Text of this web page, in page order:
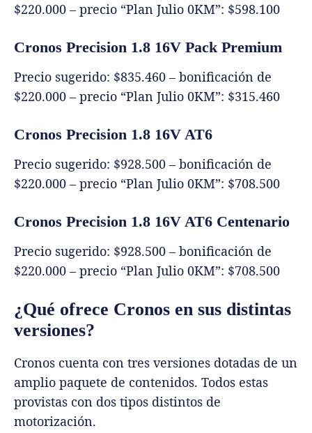
$220.000 – precio “Plan Julio 0KM”: $598.100
Cronos Precision 1.8 16V Pack Premium
Precio sugerido: $835.460 – bonificación de
$220.000 – precio “Plan Julio 0KM”: $315.460
Cronos Precision 1.8 16V AT6
Precio sugerido: $928.500 – bonificación de
$220.000 – precio “Plan Julio 0KM”: $708.500
Cronos Precision 1.8 16V AT6 Centenario
Precio sugerido: $928.500 – bonificación de
$220.000 – precio “Plan Julio 0KM”: $708.500
¿Qué ofrece Cronos en sus distintas
versiones?
Cronos cuenta con tres versiones dotadas de un
amplio paquete de contenidos. Todos estas
provistas con dos tipos distintos de
motorización.